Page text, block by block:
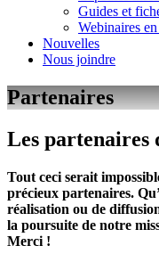
Guides et
Webinaires
Nouvelles
Nous joindre
Partenaires
Les partenaires
Tout ceci serait
précieux partenaires.
réalisation ou de
la poursuite de notre
Merci !